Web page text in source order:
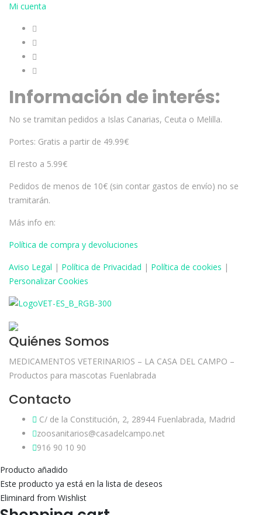
Mi cuenta
Información de interés:
No se tramitan pedidos a Islas Canarias, Ceuta o Melilla.
Portes: Gratis a partir de 49.99€
El resto a 5.99€
Pedidos de menos de 10€ (sin contar gastos de envío) no se
tramitarán.
Más info en:
Política de compra y devoluciones
Aviso Legal | Política de Privacidad | Política de cookies |
Personalizar Cookies
Quiénes Somos
MEDICAMENTOS VETERINARIOS – LA CASA DEL CAMPO –
Productos para mascotas Fuenlabrada
Contacto
C/ de la Constitución, 2, 28944 Fuenlabrada, Madrid
zoosanitarios@casadelcampo.net
916 90 10 90
Producto añadido
Este producto ya está en la lista de deseos
Eliminard from Wishlist